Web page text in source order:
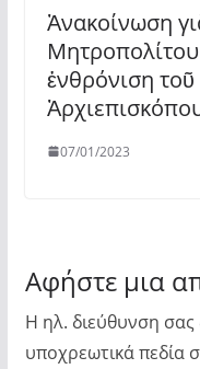
Ἀνακοίνωση
ἐνθρόνιση
07/01/2023
Αφήστε μια
Η ηλ. διεύθυνση σας
υποχρεωτικά πεδία